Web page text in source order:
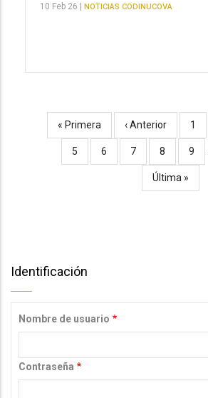
10 Feb 26 | NOTICIAS CODINUCOVA
Paginación
Primera
página
« Primera
Página
anterior
‹ Anterior 1
Página
5 Página
6 Página
7 Página
8 9
Última
Última »
Identificación
Nombre de usuario
Contraseña